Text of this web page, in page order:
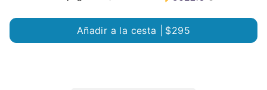
$295